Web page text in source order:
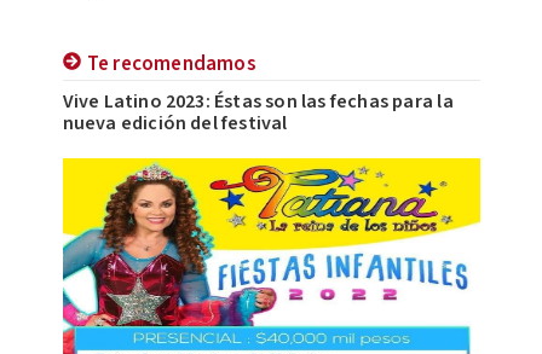
Te recomendamos
Vive Latino 2023: Éstas son las fechas para la
nueva edición del festival